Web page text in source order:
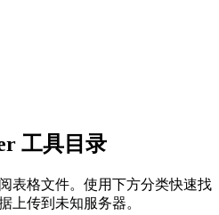
工具目录
表格文件。使用下方分类快速找
上传到未知服务器。